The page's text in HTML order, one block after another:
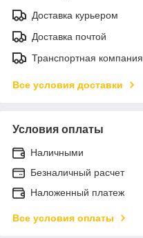
Доставка курьером
Доставка почтой
Транспортная компания
Все условия доставки
Условия оплаты
Наличными
Безналичный расчет
Наложенный платеж
Все условия оплаты